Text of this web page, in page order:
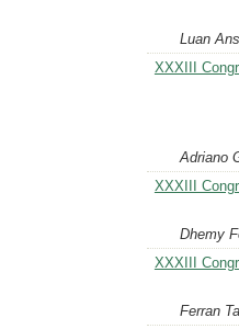
Luan
XXXIII
Adriano
XXXIII
Dhemy
XXXIII
Ferran